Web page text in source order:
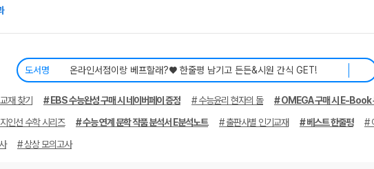
도서명
재 찾기 # EBS 수능완성 구매 시 네이버페이 증정 # 수능윤리 현자의 돌
# OMEGA 구매 시 E-Book
인선 수학 시리즈
# 수능 연계 문학 작품 분석서 E분석노트 # 출판사별 인기교재 # 베스트 한줄평
#
# 상상 모의고사